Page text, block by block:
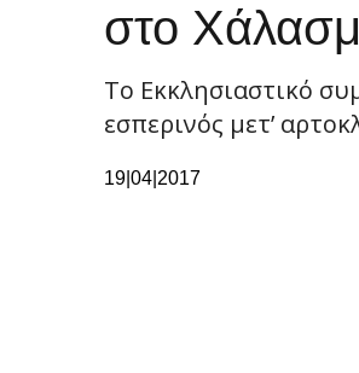
στο
Το Εκκλησιαστικό
εσπερινός μετ’
19|04|2017